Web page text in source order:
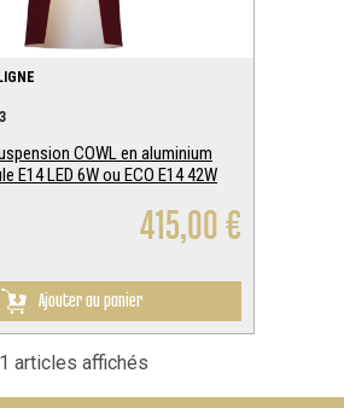
COWL en aluminium
E14 LED 6W ou ECO E14 42W
415,00 €
Ajouter au panier
1 articles affichés